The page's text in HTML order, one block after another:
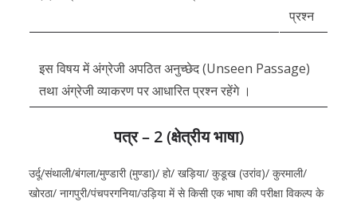
प्रश्न
इस विषय में अंग्रेजी अपठित अनुच्छेद (Unseen Passage)
तथा अंग्रेजी व्याकरण पर आधारित प्रश्न रहेंगे ।
पत्र – 2 (क्षेत्रीय भाषा)
उर्दू/संथाली/बंगला/मुण्डारी (मुण्डा)/ हो/ खड़िया/ कुडूख (उरांव)/ कुरमाली/
खोरठा/ नागपुरी/पंचपरगनिया/उड़िया में से किसी एक भाषा की परीक्षा विकल्प के